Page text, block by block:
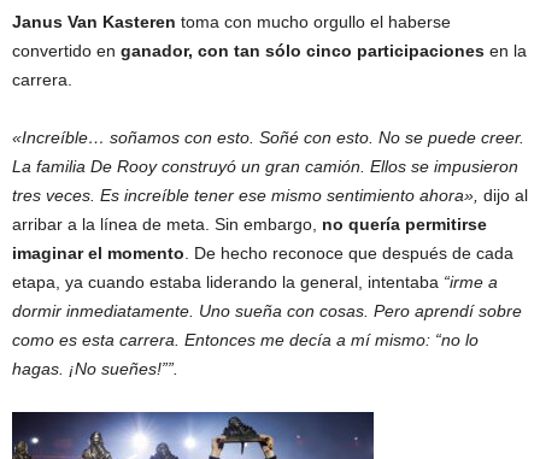
Janus Van Kasteren toma con mucho orgullo el haberse
convertido en ganador, con tan sólo cinco participaciones en la
carrera.
«Increíble… soñamos con esto. Soñé con esto. No se puede creer.
La familia De Rooy construyó un gran camión. Ellos se impusieron
tres veces. Es increíble tener ese mismo sentimiento ahora», dijo al
arribar a la línea de meta. Sin embargo, no quería permitirse
imaginar el momento . De hecho reconoce que después de cada
etapa, ya cuando estaba liderando la general, intentaba “irme a
dormir inmediatamente. Uno sueña con cosas. Pero aprendí sobre
como es esta carrera. Entonces me decía a mí mismo: “no lo
hagas. ¡No sueñes!””.